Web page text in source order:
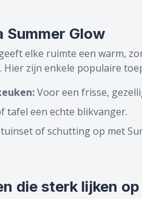
Summer Glow
elke ruimte een warm,
zijn enkele populaire
Voor een frisse,
tafel een echte blikvanger.
of schutting op met
die sterk lijken